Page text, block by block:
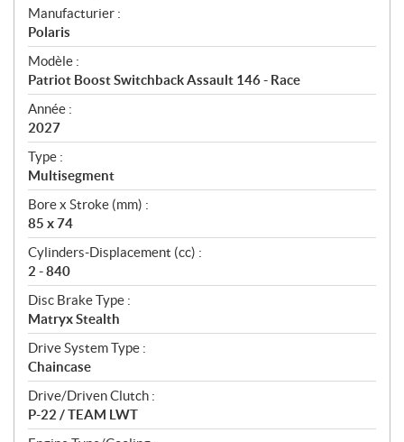
S
p
é
c
i
f
i
c
a
t
i
o
n
s
Manufacturier :
Polaris
Modèle :
Patriot Boost Switchback Assault 146 - Race
Année :
2027
Type :
Multisegment
Bore x Stroke (mm) :
85 x 74
Cylinders-Displacement (cc) :
2 - 840
Disc Brake Type :
Matryx Stealth
Drive System Type :
Chaincase
Drive/Driven Clutch :
P-22 / TEAM LWT